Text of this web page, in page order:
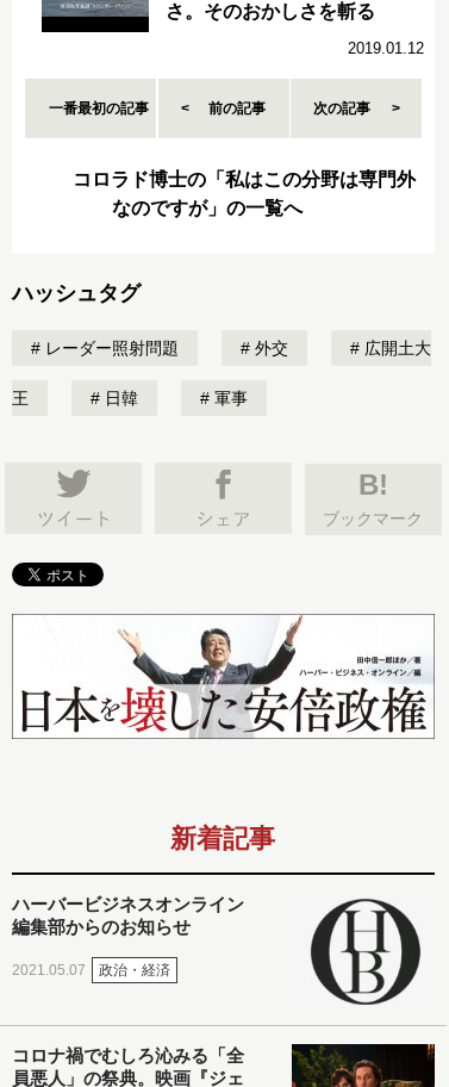
さ。そのおかしさを斬る
2019.01.12
一番最初の記事 前の記事 次の記事
コロラド博士の「私はこの分野は専門外
なのですが」の一覧へ
ハッシュタグ
レーダー照射問題 外交 広開土大
王 日韓 軍事
B!
ブックマーク
新着記事
ハーバービジネスオンライン
編集部からのお知らせ
2021.05.07 政治・経済
コロナ禍でむしろ沁みる「全
員悪人」の祭典。映画『ジェ